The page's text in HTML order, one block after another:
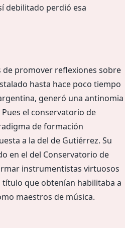
debilitado perdió esa
de promover reflexiones sobre
hasta hace poco tiempo
generó una antinomia
el conservatorio de
de formación
a la del de Gutiérrez. Su
en el del Conservatorio de
instrumentistas virtuosos
que obtenían habilitaba a
maestros de música.